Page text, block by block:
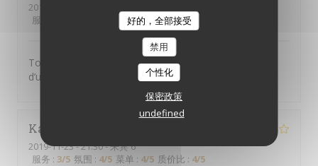
好的，全部接受
禁用
个性化
保密政策
undefined
2019-11-25
服务
菜单:5 /5 质价比:
Toujours aussi bon! Les plats manquent malgré tout
d’un peu de piment
Karine
2019-11-23- 21:30 - 来宾 6
服务 : 3/5 氛围 : 4/5 菜单 : 4/5 质价比 : 4/5